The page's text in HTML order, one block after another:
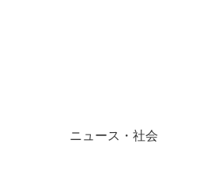
ニュース・社会